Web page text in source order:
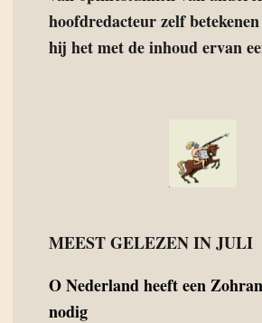
hoofdredacteur zelf
hij het met de inhoud ervan
MEEST GELEZEN IN JULI
ONederland heeft een
nodig